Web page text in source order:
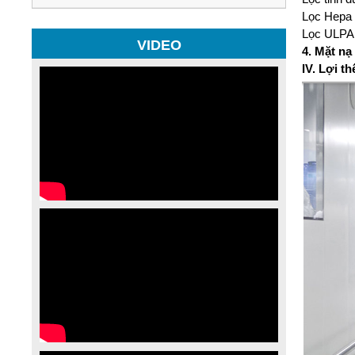
VIDEO
Lọc
Lọc
4. Mặt
IV. Lợi